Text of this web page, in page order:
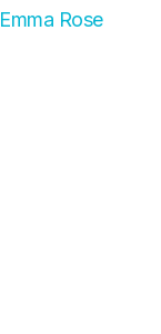
Emma Rose